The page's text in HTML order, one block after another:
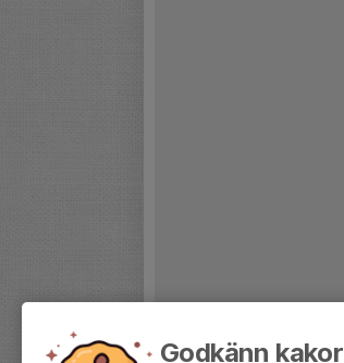
Godkänn kakor